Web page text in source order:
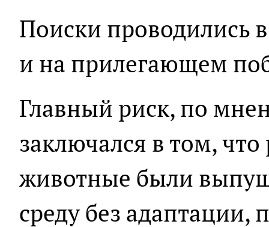
Поиски проводились
и на прилегающем
Главный риск, по
заключался в том,
животные были
среду без адаптации,